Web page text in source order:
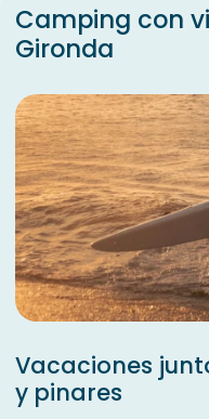
Camping con
Gironda
Vacaciones
y pinares